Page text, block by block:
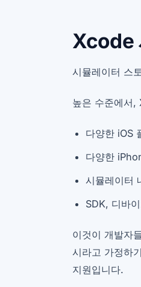
Xcode
시뮬레이터 스
높은 수준에서,
다양한 iOS
다양한
시뮬레이터
SDK, 디바
이것이 개발자
시라고 가정하
지원입니다.